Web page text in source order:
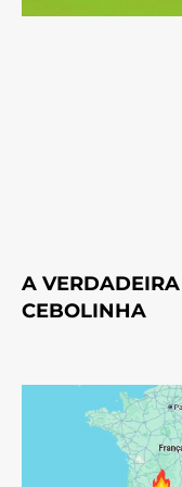
A
CEBOLINHA